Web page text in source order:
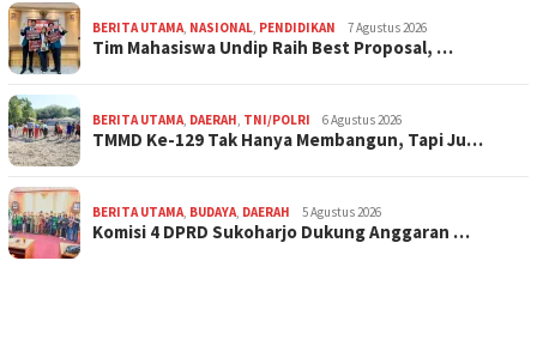
BERITA UTAMA NASIONAL PENDIDIKAN 7 Agustus 2026
Tim Mahasiswa Undip Raih Best Proposal, …
BERITA UTAMA DAERAH TNI/POLRI 6 Agustus 2026
TMMD Ke-129 Tak Hanya Membangun, Tapi Ju…
BERITA UTAMA BUDAYA DAERAH 5 Agustus 2026
Komisi 4 DPRD Sukoharjo Dukung Anggaran …